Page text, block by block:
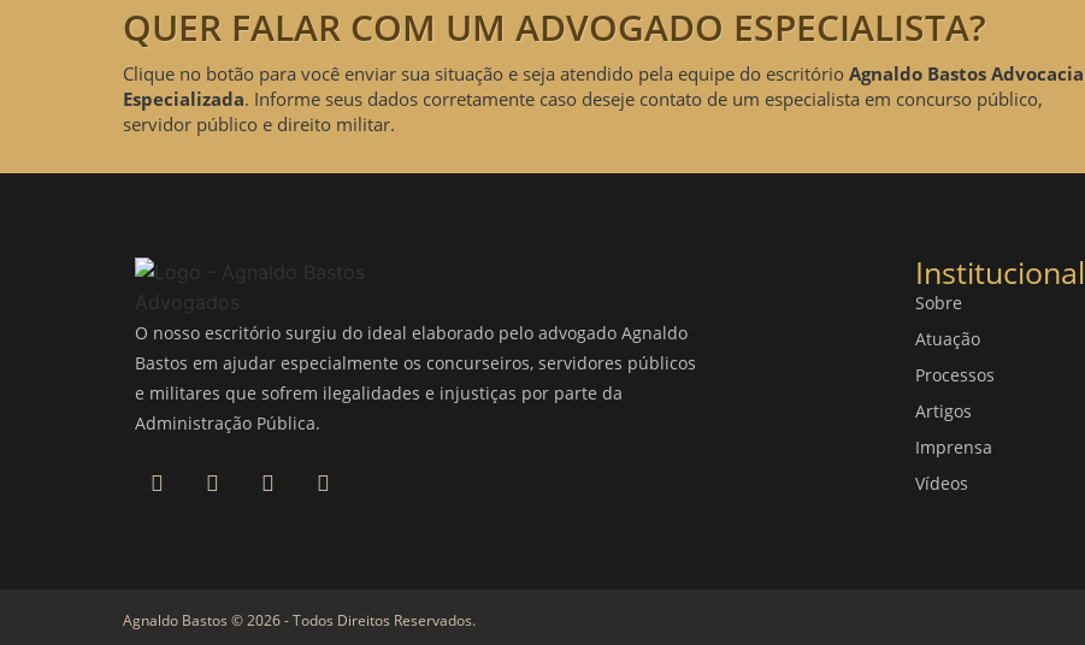
QUER FALAR COM UM ADVOGADO ESPECIALISTA?
Clique no botão para você enviar sua situação e seja atendido pela equipe do escritório Agnaldo Bastos Advocacia
Especializada. Informe seus dados corretamente caso deseje contato de um especialista em concurso público,
servidor público e direito militar.
O nosso escritório surgiu do ideal elaborado pelo advogado Agnaldo
Bastos em ajudar especialmente os concurseiros, servidores públicos
e militares que sofrem ilegalidades e injustiças por parte da
Administração Pública.
Institucional
Sobre
Atuação
Processos
Artigos
Imprensa
Vídeos
Agnaldo Bastos © 2026 - Todos Direitos Reservados.